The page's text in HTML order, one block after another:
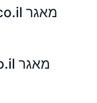
מאגר Seminarion.co.il
מאגר Sikum4U.co.il